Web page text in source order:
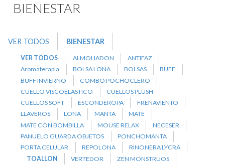
BIENESTAR
VER TODOS BIENESTAR
VER TODOS ALMOHADON
ANTIFAZ
Aromaterapia
BOLSA LONA BOLSAS
BUFF
BUFF INVIERNO
COMBO POCHOCLERO
CUELLO VISCOELASTICO
CUELLOS PLUSH
CUELLOS SOFT
ESCONDEROPA
FRENAVIENTO
LLAVEROS
LONA MANTA
MATE
MATE CON BOMBILLA
MOUSE RELAX
NECESER
PANUELO GUARDA OBJETOS
PONCHOMANTA
PORTA CELULAR
REPOLONA
RINONERA LYCRA
TOALLON
VERTEDOR
ZEN MONSTRUOS